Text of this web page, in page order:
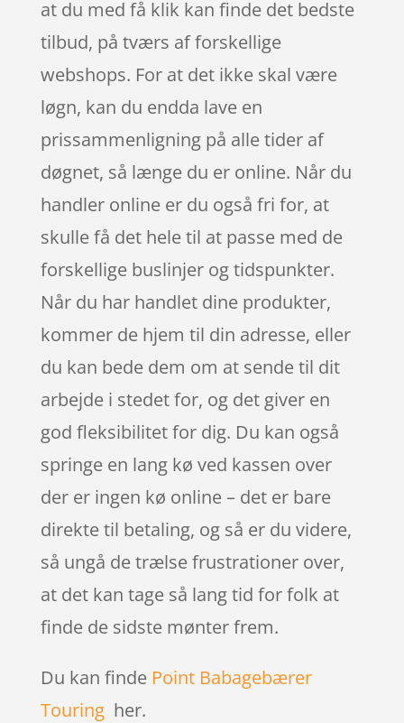
at du med få klik kan finde det bedste
tilbud, på tværs af forskellige
webshops. For at det ikke skal være
løgn, kan du endda lave en
prissammenligning på alle tider af
døgnet, så længe du er online. Når du
handler online er du også fri for, at
skulle få det hele til at passe med de
forskellige buslinjer og tidspunkter.
Når du har handlet dine produkter,
kommer de hjem til din adresse, eller
du kan bede dem om at sende til dit
arbejde i stedet for, og det giver en
god fleksibilitet for dig. Du kan også
springe en lang kø ved kassen over
der er ingen kø online – det er bare
direkte til betaling, og så er du videre,
så ungå de trælse frustrationer over,
at det kan tage så lang tid for folk at
finde de sidste mønter frem.
Du kan finde Point Babagebærer
Touringher.